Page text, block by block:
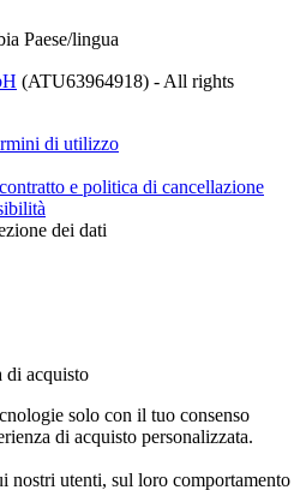
Paese/lingua
(ATU63964918) - All rights
di utilizzo
e politica di cancellazione
dei dati
di acquisto
solo con il tuo consenso
di acquisto personalizzata.
nostri utenti, sul loro comportamento